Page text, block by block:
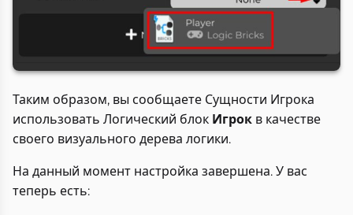
Таким образом, вы сообщаете Сущности Игрока
использовать Логический блок Игрок в качестве
своего визуального дерева логики.
На данный момент настройка завершена. У вас
теперь есть: